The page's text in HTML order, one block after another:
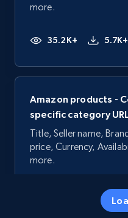
more.
35.2K+ 5.7K+
Amazon products -
specific category URL
Title, Seller name,
price, Currency,
more.
5.7K+